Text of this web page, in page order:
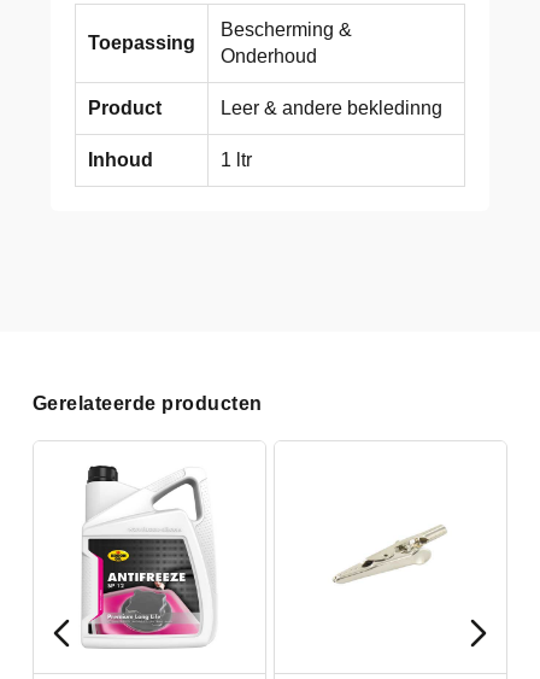
Toepassing
Bescherming &
Onderhoud
Product Leer & andere bekledinng
Inhoud 1 ltr
Gerelateerde producten